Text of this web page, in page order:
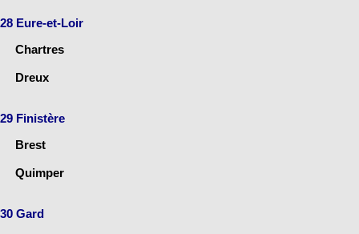
28 Eure-et-Loir
Chartres
Dreux
29 Finistère
Brest
Quimper
30 Gard